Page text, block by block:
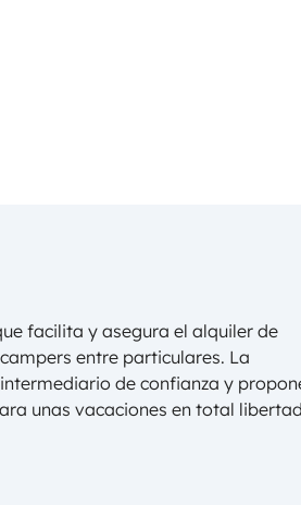
facilita y asegura el alquiler de
entre particulares. La
de confianza y
unas vacaciones en total